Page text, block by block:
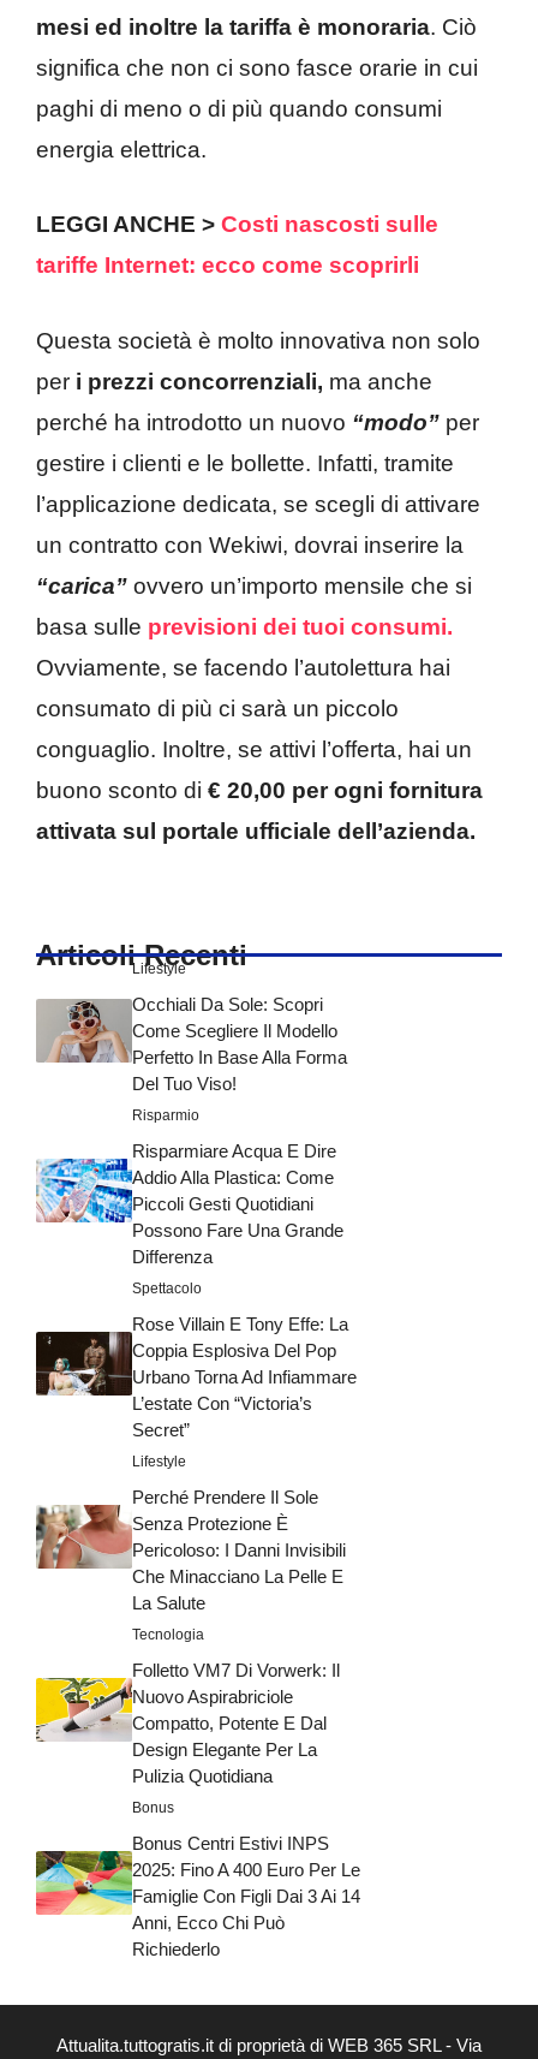
mesi ed inoltre la tariffa è monoraria. Ciò
significa che non ci sono fasce orarie in cui
paghi di meno o di più quando consumi
energia elettrica.
LEGGI ANCHE > Costi nascosti sulle
tariffe Internet: ecco come scoprirli
Questa società è molto innovativa non solo
per i prezzi concorrenziali, ma anche
perché ha introdotto un nuovo “modo” per
gestire i clienti e le bollette. Infatti, tramite
l’applicazione dedicata, se scegli di attivare
un contratto con Wekiwi, dovrai inserire la
“carica” ovvero un’importo mensile che si
basa sulle previsioni dei tuoi consumi.
Ovviamente, se facendo l’autolettura hai
consumato di più ci sarà un piccolo
conguaglio. Inoltre, se attivi l’offerta, hai un
buono sconto di € 20,00 per ogni fornitura
attivata sul portale ufficiale dell’azienda.
Articoli Recenti
Lifestyle
Occhiali Da Sole: Scopri
Come Scegliere Il Modello
Perfetto In Base Alla Forma
Del Tuo Viso!
Risparmio
Risparmiare Acqua E Dire
Addio Alla Plastica: Come
Piccoli Gesti Quotidiani
Possono Fare Una Grande
Differenza
Spettacolo
Rose Villain E Tony Effe: La
Coppia Esplosiva Del Pop
Urbano Torna Ad Infiammare
L’estate Con “Victoria’s
Secret”
Lifestyle
Perché Prendere Il Sole
Senza Protezione È
Pericoloso: I Danni Invisibili
Che Minacciano La Pelle E
La Salute
Tecnologia
Folletto VM7 Di Vorwerk: Il
Nuovo Aspirabriciole
Compatto, Potente E Dal
Design Elegante Per La
Pulizia Quotidiana
Bonus
Bonus Centri Estivi INPS
2025: Fino A 400 Euro Per Le
Famiglie Con Figli Dai 3 Ai 14
Anni, Ecco Chi Può
Richiederlo
Attualita.tuttogratis.it di proprietà di WEB 365 SRL - Via